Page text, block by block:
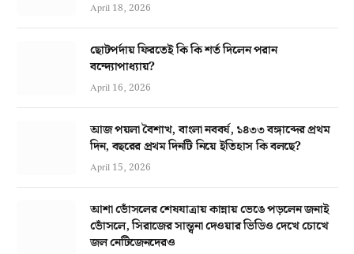
April 18, 2026
ছোটপর্দায় ফিরতেই কি কি শর্ত দিলেন পরান
বন্দ্যোপাধ্যায়?
April 16, 2026
আজ পয়লা বৈশাখ, বাংলা নববর্ষ, ১৪৩৩ বঙ্গাব্দের প্রথম
দিন, বছরের প্রথম দিনটি নিয়ে ইতিহাস কি বলছে?
April 15, 2026
আশা ভোঁসলের শেষযাত্রায় কান্নায় ভেঙে পড়লেন জনাই
ভোঁসলে, সিরাজের সান্ত্বনা দেওয়ার ভিডিও দেখে চোখে
জল নেটিজেনদেরও